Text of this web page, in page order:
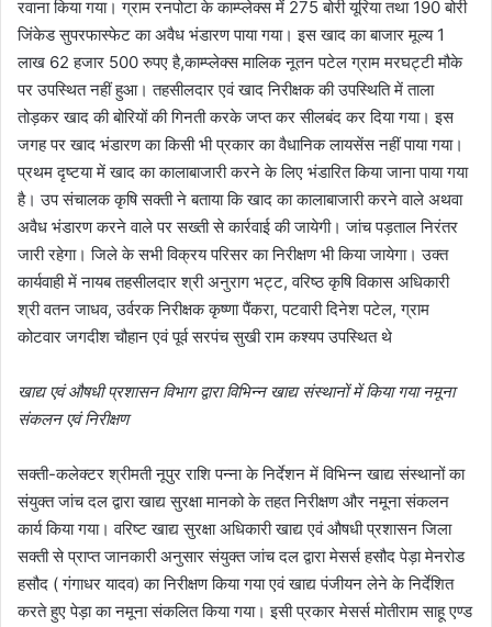
रवाना किया गया। ग्राम रनपोटा के काम्प्लेक्स में 275 बोरी यूरिया तथा 190 बोरी
जिंकेड सुपरफास्फेट का अवैध भंडारण पाया गया। इस खाद का बाजार मूल्य 1
लाख 62 हजार 500 रुपए है,काम्प्लेक्स मालिक नूतन पटेल ग्राम मरघट्टी मौके
पर उपस्थित नहीं हुआ। तहसीलदार एवं खाद निरीक्षक की उपस्थिति में ताला
तोड़कर खाद की बोरियों की गिनती करके जप्त कर सीलबंद कर दिया गया। इस
जगह पर खाद भंडारण का किसी भी प्रकार का वैधानिक लायसेंस नहीं पाया गया।
प्रथम दृष्टया में खाद का कालाबाजारी करने के लिए भंडारित किया जाना पाया गया
है। उप संचालक कृषि सक्ती ने बताया कि खाद का कालाबाजारी करने वाले अथवा
अवैध भंडारण करने वाले पर सख्ती से कार्रवाई की जायेगी। जांच पड़ताल निरंतर
जारी रहेगा। जिले के सभी विक्रय परिसर का निरीक्षण भी किया जायेगा। उक्त
कार्यवाही में नायब तहसीलदार श्री अनुराग भट्ट, वरिष्ठ कृषि विकास अधिकारी
श्री वतन जाधव, उर्वरक निरीक्षक कृष्णा पैंकरा, पटवारी दिनेश पटेल, ग्राम
कोटवार जगदीश चौहान एवं पूर्व सरपंच सुखी राम कश्यप उपस्थित थे
खाद्य एवं औषधी प्रशासन विभाग द्वारा विभिन्न खाद्य संस्थानों में किया गया नमूना
संकलन एवं निरीक्षण
सक्ती-कलेक्टर श्रीमती नूपुर राशि पन्ना के निर्देशन में विभिन्न खाद्य संस्थानों का
संयुक्त जांच दल द्वारा खाद्य सुरक्षा मानको के तहत निरीक्षण और नमूना संकलन
कार्य किया गया। वरिष्ट खाद्य सुरक्षा अधिकारी खाद्य एवं औषधी प्रशासन जिला
सक्ती से प्राप्त जानकारी अनुसार संयुक्त जांच दल द्वारा मेसर्स हसौद पेड़ा मेनरोड
हसौद ( गंगाधर यादव) का निरीक्षण किया गया एवं खाद्य पंजीयन लेने के निर्देशित
करते हुए पेड़ा का नमूना संकलित किया गया। इसी प्रकार मेसर्स मोतीराम साहू एण्ड